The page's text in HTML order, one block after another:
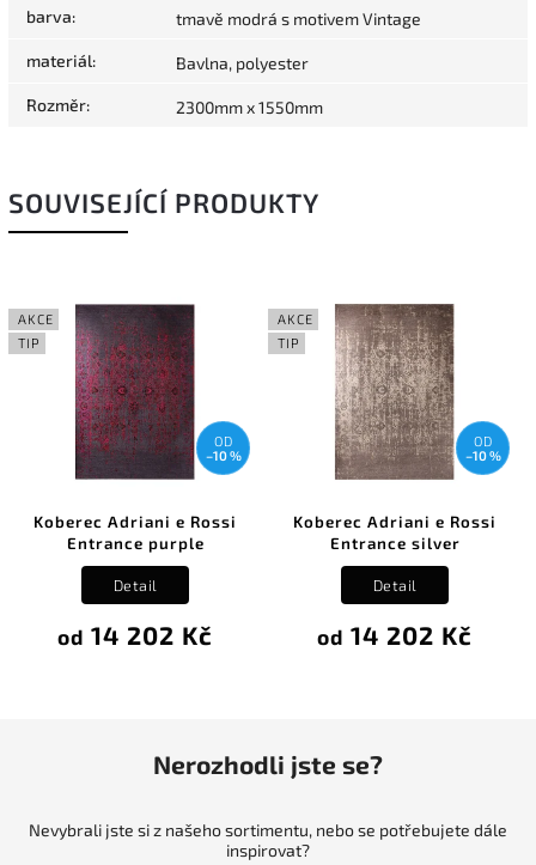
barva: tmavě modrá s motivem Vintage
materiál: Bavlna, polyester
Rozměr: 2300mm x 1550mm
SOUVISEJÍCÍ PRODUKTY
AKCE
TIP
OD
–10 %
Koberec Adriani e Rossi
Entrance purple
od 14 202 Kč
Detail
AKCE
TIP
OD
–10 %
Koberec Adriani e Rossi
Entrance silver
od 14 202 Kč
Detail
Nerozhodli jste se?
Nevybrali jste si z našeho sortimentu, nebo se potřebujete dále
inspirovat?